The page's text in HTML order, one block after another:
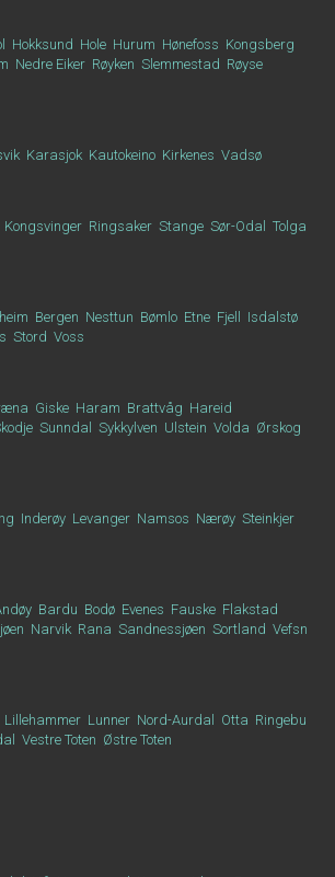
Hokksund Hole Hurum Hønefoss Kongsberg
Nedre Eiker Røyken Slemmestad Røyse
Karasjok Kautokeino Kirkenes Vadsø
Kongsvinger Ringsaker Stange Sør-Odal
Tolga
Bergen Nesttun Bømlo Etne Fjell
Isdalstø
Stord Voss
Giske Haram Brattvåg Hareid
Sunndal Sykkylven Ulstein Volda Ørskog
Inderøy Levanger Namsos Nærøy Steinkjer
Bardu Bodø Evenes Fauske Flakstad
Narvik Rana Sandnessjøen Sortland Vefsn
Lillehammer Lunner Nord-Aurdal Otta Ringebu
Vestre Toten Østre Toten